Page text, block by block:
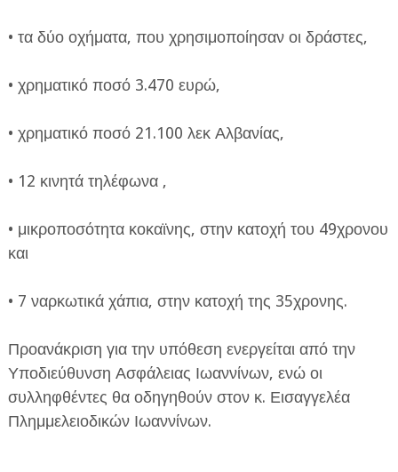
• τα δύο οχήματα, που χρησιμοποίησαν οι δράστες,
• χρηματικό ποσό 3.470 ευρώ,
• χρηματικό ποσό 21.100 λεκ Αλβανίας,
• 12 κινητά τηλέφωνα ,
• μικροποσότητα κοκαϊνης, στην κατοχή του 49χρονου
και
• 7 ναρκωτικά χάπια, στην κατοχή της 35χρονης.
Προανάκριση για την υπόθεση ενεργείται από την
Υποδιεύθυνση Ασφάλειας Ιωαννίνων, ενώ οι
συλληφθέντες θα οδηγηθούν στον κ. Εισαγγελέα
Πλημμελειοδικών Ιωαννίνων.